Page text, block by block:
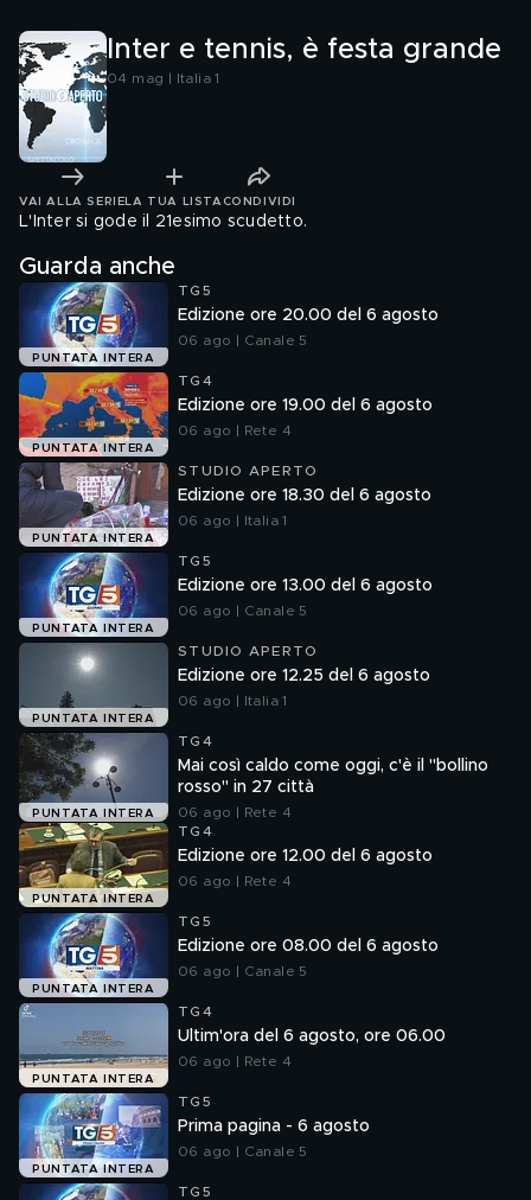
Inter e tennis, è festa grande
04 mag | Italia 1
VAI ALLA SERIE LA TUA LISTA CONDIVIDI
L'Inter si gode il 21esimo scudetto.
Guarda anche
PUNTATA INTERA
TG5
Edizione ore 20.00 del 6 agosto
06 ago | Canale 5
PUNTATA INTERA
TG4
Edizione ore 19.00 del 6 agosto
06 ago | Rete 4
PUNTATA INTERA
STUDIO APERTO
Edizione ore 18.30 del 6 agosto
06 ago | Italia 1
PUNTATA INTERA
TG5
Edizione ore 13.00 del 6 agosto
06 ago | Canale 5
PUNTATA INTERA
STUDIO APERTO
Edizione ore 12.25 del 6 agosto
06 ago | Italia 1
PUNTATA INTERA
TG4
Mai così caldo come oggi, c'è il "bollino
rosso" in 27 città
06 ago | Rete 4
PUNTATA INTERA
TG4
Edizione ore 12.00 del 6 agosto
06 ago | Rete 4
PUNTATA INTERA
TG5
Edizione ore 08.00 del 6 agosto
06 ago | Canale 5
PUNTATA INTERA
TG4
Ultim'ora del 6 agosto, ore 06.00
06 ago | Rete 4
PUNTATA INTERA
TG5
Prima pagina - 6 agosto
06 ago | Canale 5
TG5